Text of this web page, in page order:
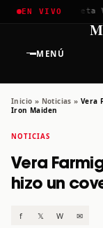
EN VIVO
2026✱Greta
MENÚ
Inicio » Noticias » Vera
Iron Maiden
NOTICIAS
Vera
hizo un
f 𝕏 W ✉